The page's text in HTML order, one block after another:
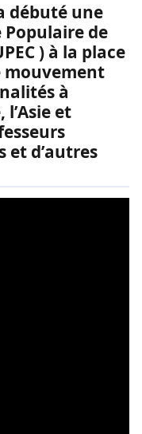
débuté une
Populaire de
) à la place
mouvement
à
l’Asie et
et d’autres